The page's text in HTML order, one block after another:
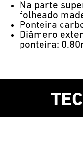
Na parte
folheado
Ponteira
Diâmero
ponteira: